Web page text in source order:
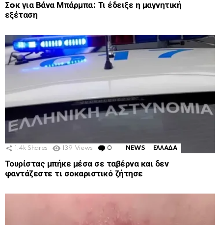
Σoκ για Βάνα Μπάρμπα: Τι έδειξε η μαγνητική
εξέταση
1.4k Shares 139 Views 0 Comments
NEWS ΕΛΛΑΔΑ
Τουρίστας μπήκε μέσα σε ταβέρνα και δεν
φαντάζεστε τι σοκαριστικό ζήτησε